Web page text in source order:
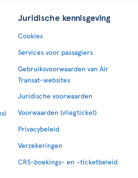
Juridische kennisgeving
Cookies
Services voor passagiers
Gebruiksvoorwaarden van Air
Transat-websites
Juridische voorwaarden
Voorwaarden (vliegticket)
Privacybeleid
Verzekeringen
CRS-boekings- en –ticketbeleid